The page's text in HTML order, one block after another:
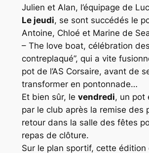
Julien et Alan, l’équipage de
Le jeudi, se sont succédés le
Antoine, Chloé et Marine de
– The love boat, célébration
contreplaqué”, qui a vite
pot de l’AS Corsaire, avant de
transformer en pontonnade…
Et bien sûr, le vendredi, un pot
par le club après la remise des
retour dans la salle des fêtes
repas de clôture.
Sur le plan sportif, cette édition